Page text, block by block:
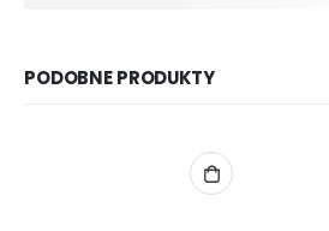
PODOBNE PRODUKTY